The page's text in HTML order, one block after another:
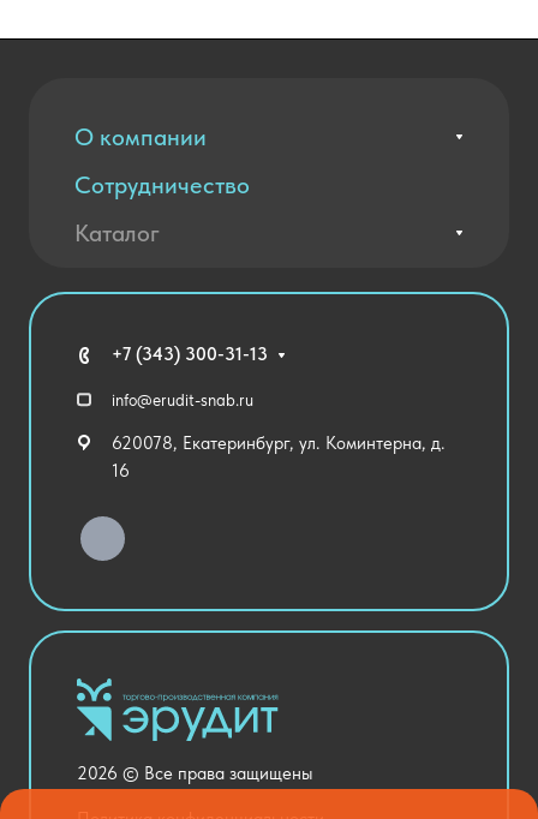
О компании
Вакансии
Контакты
Благодарственные письма
Сотрудничество
Оплата и доставка
Каталог
Технические средства обучения
Спортивный зал
Уличное оборудование
Хозяйственные Товары
Столовая и пищеблок
Оснащение кабинетов
Медицинский кабинет
Национальные проекты
+7 (343) 300-31-13
info@erudit-snab.ru
620078, Екатеринбург, ул. Коминтерна, д.
16
2026 © Все права защищены